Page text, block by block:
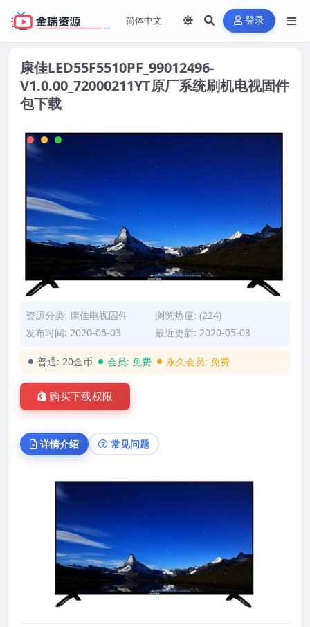
登录
康佳LED55F5510PF_99012496-
V1.0.00_72000211YT原厂系统刷机电视固件
包下载
资源分类: 康佳电视固件
浏览热度: (224)
发布时间: 2020-05-03
最近更新: 2020-05-03
普通: 20金币 会员: 免费 永久会员: 免费
购买下载权限
详情介绍 常见问题